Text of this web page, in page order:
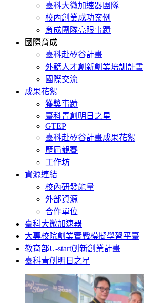
臺科大微加速器團隊
校內創業成功案例
育成團隊亮眼事蹟
國際育成
臺科赴矽谷計畫
外籍人才創新創業培訓計畫
國際交流
成果花絮
獲獎事蹟
臺科青創明日之星
GTEP
臺科赴矽谷計畫成果花絮
歷屆競賽
工作坊
資源連結
校內研發能量
外部資源
合作單位
臺科大微加速器
大專校院創業實戰模擬學習平臺
教育部U-start創新創業計畫
臺科青創明日之星